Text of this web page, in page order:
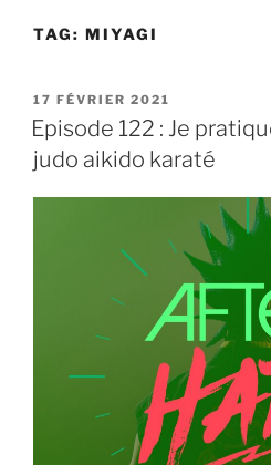
TAG: MIYAGI
PUBLIÉ
LE
17 FÉVRIER 2021
Episode 122 : Je
judo aikido karaté